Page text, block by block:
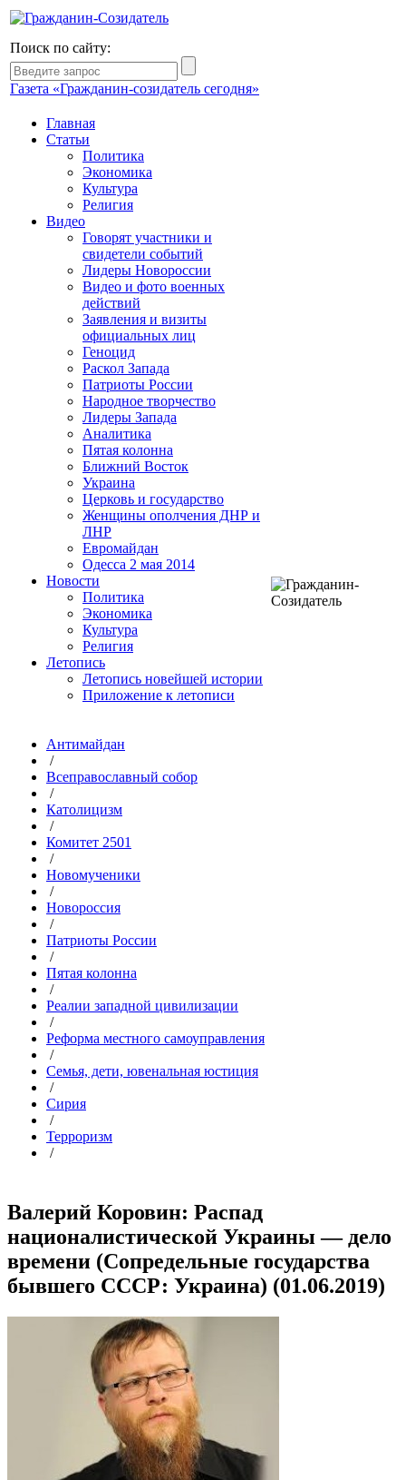
Поиск по сайту:
Газета «Гражданин-созидатель сегодня»
Главная
Статьи
Политика
Экономика
Культура
Религия
Видео
Говорят участники и
свидетели событий
Лидеры Новороссии
Видео и фото военных
действий
Заявления и визиты
официальных лиц
Геноцид
Раскол Запада
Патриоты России
Народное творчество
Лидеры Запада
Аналитика
Пятая колонна
Ближний Восток
Украина
Церковь и государство
Женщины ополчения ДНР и
ЛНР
Евромайдан
Одесса 2 мая 2014
Новости
Политика
Экономика
Культура
Религия
Летопись
Летопись новейшей истории
Приложение к летописи
Антимайдан
/
Всеправославный собор
/
Католицизм
/
Комитет 2501
/
Новомученики
/
Новороссия
/
Патриоты России
/
Пятая колонна
/
Реалии западной цивилизации
/
Реформа местного самоуправления
/
Семья, дети, ювенальная юстиция
/
Сирия
/
Терроризм
/
Валерий Коровин: Распад
националистической Украины — дело
времени (Сопредельные государства
бывшего СССР: Украина) (01.06.2019)